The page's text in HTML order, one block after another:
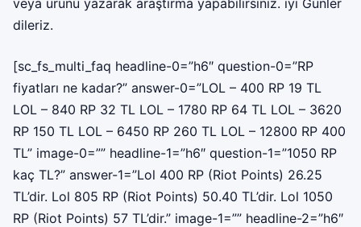
dileriz.
[sc_fs_multi_faq headline-0=”h6″ question-0=”RP
fiyatları ne kadar?” answer-0=”LOL – 400 RP 19 TL
LOL – 840 RP 32 TL LOL – 1780 RP 64 TL LOL – 3620
RP 150 TL LOL – 6450 RP 260 TL LOL – 12800 RP 400
TL” image-0=”” headline-1=”h6″ question-1=”1050 RP
kaç TL?” answer-1=”Lol 400 RP (Riot Points) 26.25
TL’dir. Lol 805 RP (Riot Points) 50.40 TL’dir. Lol 1050
RP (Riot Points) 57 TL’dir.” image-1=”” headline-2=”h6″